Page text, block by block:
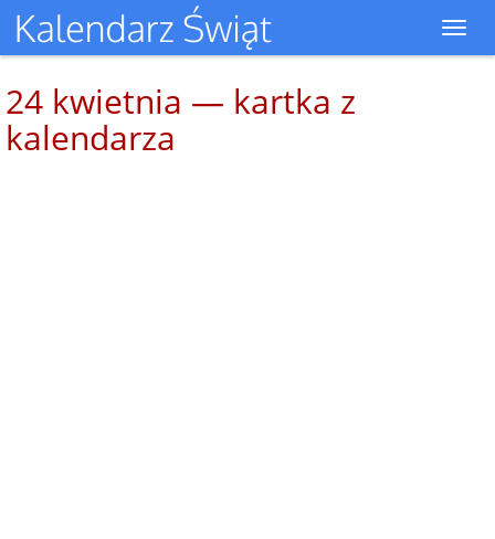
24 kwietnia — kartka z
kalendarza